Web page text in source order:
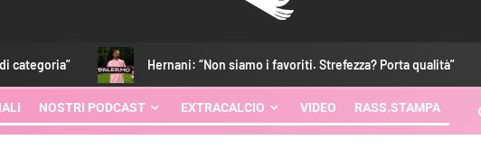
Hernani: “Non siamo i favoriti. Strefezza? Porta qualità”
NOSTRI PODCAST EXTRACALCIO VIDEO RASS.STAMPA